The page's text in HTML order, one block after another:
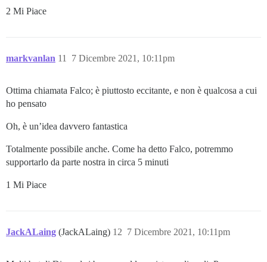
2 Mi Piace
markvanlan 7 Dicembre 2021, 10:11pm
11
Ottima chiamata Falco; è piuttosto eccitante, e non è qualcosa a cui
ho pensato
Oh, è un’idea davvero fantastica
Totalmente possibile anche. Come ha detto Falco, potremmo
supportarlo da parte nostra in circa 5 minuti
1 Mi Piace
JackALaing (JackALaing) 7 Dicembre 2021, 10:11pm
12